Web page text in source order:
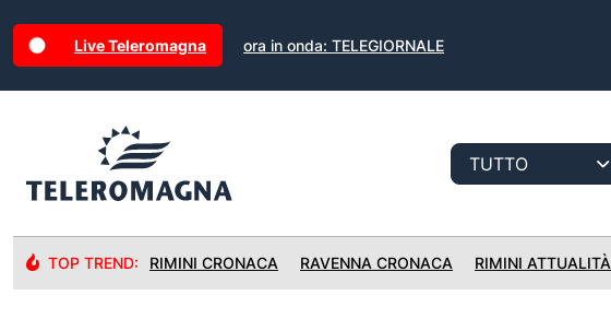
Live Teleromagna ora in onda: TELEGIORNALE
TOP TREND: RIMINI CRONACA RAVENNA CRONACA RIMINI ATTUALITÀ